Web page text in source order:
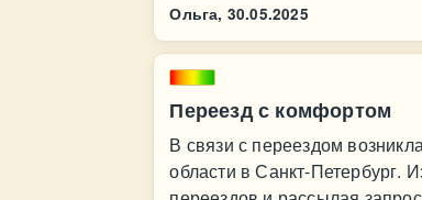
Ольга, 30.05.2025
Переезд с комфортом
В связи с переездом
области в Санкт-Петербург.